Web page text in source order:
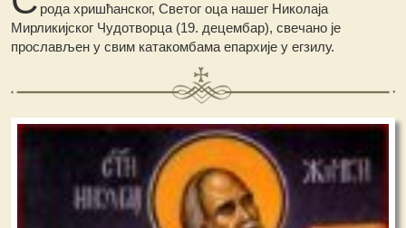
рода хришћанског, Светог оца нашег Николаја
Мирликијског Чудотворца (19. децембар), свечано је
прослављен у свим катакомбама епархије у егзилу.